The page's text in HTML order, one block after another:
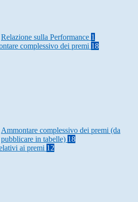
Relazione sulla Performance 1
complessivo dei premi 18
Ammontare complessivo dei premi (da
pubblicare in tabelle) 18
ai premi 12